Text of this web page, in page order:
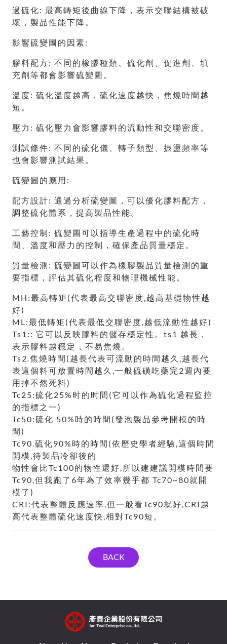
過硫化: 最高轉矩後曲線下降，表示交聯結構被破
壞，製品性能下降。
影響硫變圖的因素:
膠料配方: 不同的橡膠種類、硫化劑、促進劑、填
充劑等都會影響硫變圖。
溫度: 硫化溫度越高，硫化速度越快，焦燒時間越
短。
壓力: 硫化壓力會影響膠料的流動性和交聯密度。
測試條件: 不同的硫化儀、轉子類型、振盪頻率等
也會影響測試結果。
硫變圖的應用:
配方設計: 通過分析硫變圖，可以優化膠料配方，
調整硫化體系，提高製品性能。
工藝控制: 硫變圖可以指導生產過程中的硫化時
間、溫度和壓力的控制，確保產品質量穩定。
質量檢測: 硫變圖可以作為橡膠製品質量檢測的重
要指標，評估其硫化程度和物理機械性能。
MH:最高轉矩(代表最高交聯密度,越高基礎物性越
好)
ML:最低轉矩(代表最低交聯密度,越低流動性越好)
Ts1:: 它可以反映膠料的儲存穩定性。ts1 越長，
表示膠料越穩定，不易焦燒。
Ts2.焦燒時間(越長代表可流動的時間越久,越長代
表這個料可放置時間越久,一般硫磺吃藥完2週內要
用掉不然死料)
Tc25:硫化25%时的时間(它可以作為硫化過程監控
的指標之一)
Tc50:硫化 50%時的時間(發泡製品參考開模的時
間)
Tc90.硫化90%時的時間(依歷史學者經驗,這個時間
開模,待製品冷卻後的
物性會比Tc100的物性還好,所以建建議開模時間要
Tc90,但我跑了6年為了效率幾乎都 Tc70~80就開
模了)
CRI:代表整體反應速率,但一般看Tc90就好,CRI越
高代表整體硫化速度快,相對Tc90短。
BACK